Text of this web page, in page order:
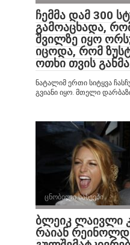
ჩემმა დამ 300
გამოაცხადა,
შვილზე იყო
იცოდა, რომ
ოთხი თვის
ნატალიმ ერთი სიტყვა
გვიანი იყო. მთელი
ცნობილი სახეები
ბლეიკ ლაივლი
რაიან